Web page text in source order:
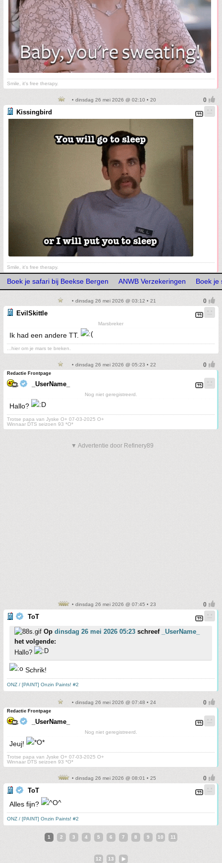
Smile, it's free therapy.
• dinsdag 26 mei 2026 @ 02:10 • 20
Kissingbird
Smile, it's free therapy.
Boek je safari bij Beekse Bergen ANWB Verzekeringen Boek je
• dinsdag 26 mei 2026 @ 03:12 • 21
EvilSkittle
Marsbreker
Ik had een andere TT.
...hier om je mars te breken.
• dinsdag 26 mei 2026 @ 05:23 • 22
Redactie Frontpage
_UserName_
Nog niet geregistreerd.
Hallo?
Trotse papa van Jyske O+ 07-03-2025 O+
Winnaar DTS seizoen 93 *O*
▼ Advertentie door Refinery89
• dinsdag 26 mei 2026 @ 07:45 • 23
ToT
Op dinsdag 26 mei 2026 05:23 schreef
_UserName_
het volgende:
Hallo?
Schrik!
ONZ / [PAINT] Onzin Paints! #2
• dinsdag 26 mei 2026 @ 07:48 • 24
Redactie Frontpage
_UserName_
Nog niet geregistreerd.
Jeuj!
Trotse papa van Jyske O+ 07-03-2025 O+
Winnaar DTS seizoen 93 *O*
• dinsdag 26 mei 2026 @ 08:01 • 25
ToT
Alles fijn?
ONZ / [PAINT] Onzin Paints! #2
1 2 3 4 5 6 7 8 9 10 11
12 13